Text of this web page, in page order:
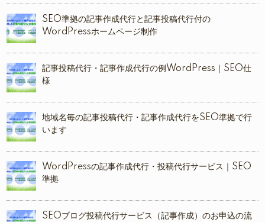
SEO準拠の記事作成代行と記事投稿代行付の
WordPressホームページ制作
記事投稿代行・記事作成代行の例WordPress｜SEO仕
様
地域名毎の記事投稿代行・記事作成代行をSEO準拠で行
います
WordPressの記事作成代行・投稿代行サービス｜SEO
準拠
SEOブログ投稿代行サービス（記事作成）のお申込の流